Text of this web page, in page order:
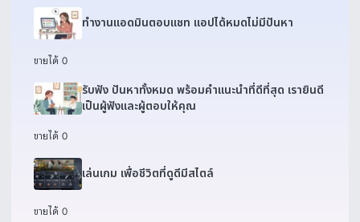
ทำงานแอดมินตอบแชท แอปได้หมดไม่มีปันหา
ขายได้ 0
รับฟัง ปันหาทั้งหมด พร้อมคำแนะนำที่ดีที่สุด เรายินดี
เป็นผู้ฟังและผู้ตอบให้คุณ
ขายได้ 0
เล่นเกม เพื่อชีวิตที่ดูดีมีสไตล์
ขายได้ 0